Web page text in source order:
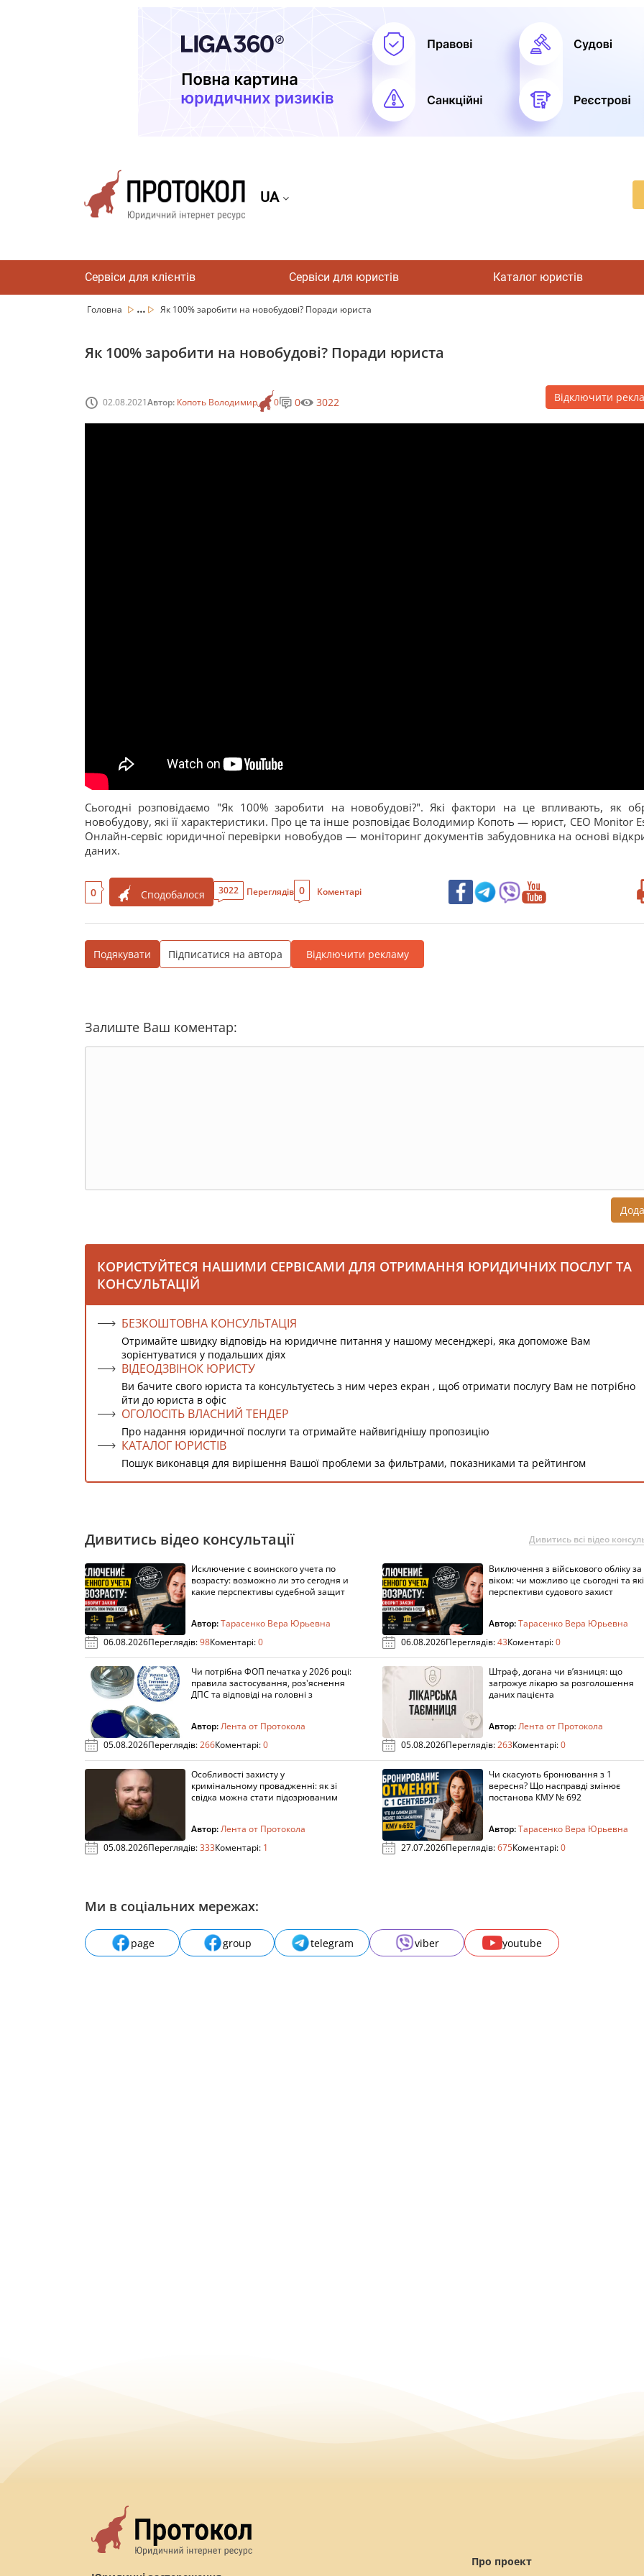
UA
Сервіси для клієнтів Сервіси для юристів Каталог юристів
Головна ... Як 100% заробити на новобудові? Поради юриста
Як 100% заробити на новобудові? Поради юриста
02.08.2021Автор: Копоть Володимир 0 0 3022 Відключити
Сьогодні розповідаємо "Як 100% заробити на новобудові?". Які фактори на це впливають, як
новобудову, які її характеристики. Про це та інше розповідає Володимир Копоть — юрист, CEO Monitor
Онлайн-сервіс юридичної перевірки новобудов — моніторинг документів забудовника на основі
даних.
0 Сподобалося 3022 Переглядів 0 Коментарі
Подякувати Підписатися на автора Відключити рекламу
Залиште Ваш коментар:
КОРИСТУЙТЕСЯ НАШИМИ СЕРВІСАМИ ДЛЯ ОТРИМАННЯ ЮРИДИЧНИХ ПОСЛУГ ТА
КОНСУЛЬТАЦІЙ
БЕЗКОШТОВНА КОНСУЛЬТАЦІЯ
Отримайте швидку відповідь на юридичне питання у нашому месенджері, яка допоможе Вам
зорієнтуватися у подальших діях
ВІДЕОДЗВІНОК ЮРИСТУ
Ви бачите свого юриста та консультуєтесь з ним через екран , щоб отримати послугу Вам не потрібно
йти до юриста в офіс
ОГОЛОСІТЬ ВЛАСНИЙ ТЕНДЕР
Про надання юридичної послуги та отримайте найвигіднішу пропозицію
КАТАЛОГ ЮРИСТІВ
Пошук виконавця для вирішення Вашої проблеми за фильтрами, показниками та рейтингом
Дивитись відео консультації Дивитись всі відео
Исключение с воинского учета по
возрасту: возможно ли это сегодня и
какие перспективы судебной защит
Автор:Тарасенко Вера Юрьевна
06.08.2026Переглядів:98Коментарі:0
Виключення з військового обліку за
віком: чи можливо це сьогодні та які
перспективи судового захист
Автор:Тарасенко Вера Юрьевна
06.08.2026Переглядів:43Коментарі:0
Чи потрібна ФОП печатка у 2026 році:
правила застосування, роз'яснення
ДПС та відповіді на головні з
Автор:Лента от Протокола
05.08.2026Переглядів:266Коментарі:0
Штраф, догана чи в’язниця: що
загрожує лікарю за розголошення
даних пацієнта
Автор:Лента от Протокола
05.08.2026Переглядів:263Коментарі:0
Особливості захисту у
кримінальному провадженні: як зі
свідка можна стати підозрюваним
Автор:Лента от Протокола
05.08.2026Переглядів:333Коментарі: 1
Чи скасують бронювання з 1
вересня? Що насправді змінює
постанова КМУ № 692
Автор:Тарасенко Вера Юрьевна
27.07.2026Переглядів:675Коментарі:0
Ми в соціальних мережах:
page group telegram viber youtube
Про проект